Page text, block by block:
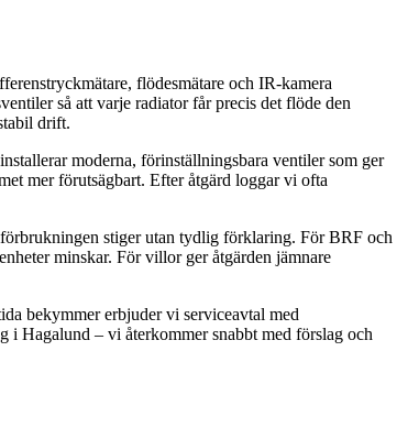
flödesmätare och IR-kamera
så att varje radiator får precis det flöde den
drift.
moderna, förinställningsbara ventiler som ger
mer förutsägbart. Efter åtgärd loggar vi ofta
stiger utan tydlig förklaring. För BRF och
minskar. För villor ger åtgärden jämnare
bekymmer erbjuder vi serviceavtal med
i Hagalund – vi återkommer snabbt med förslag och